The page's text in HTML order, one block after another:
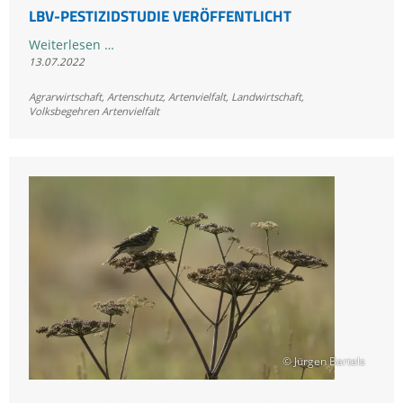
LBV-PESTIZIDSTUDIE VERÖFFENTLICHT
Weiterlesen …LBV-
13.07.2022
Agrarwirtschaft, Artenschutz, Artenvielfalt, Landwirtschaft,
Volksbegehren Artenvielfalt
© Jürgen Bartels